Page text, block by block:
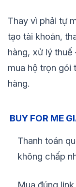
Thay vì phải tự
tạo tài khoản,
hàng, xử lý thuế
mua hộ trọn gói
hàng.
BUY FOR ME
Thanh toán
không chấp
Mua đúng